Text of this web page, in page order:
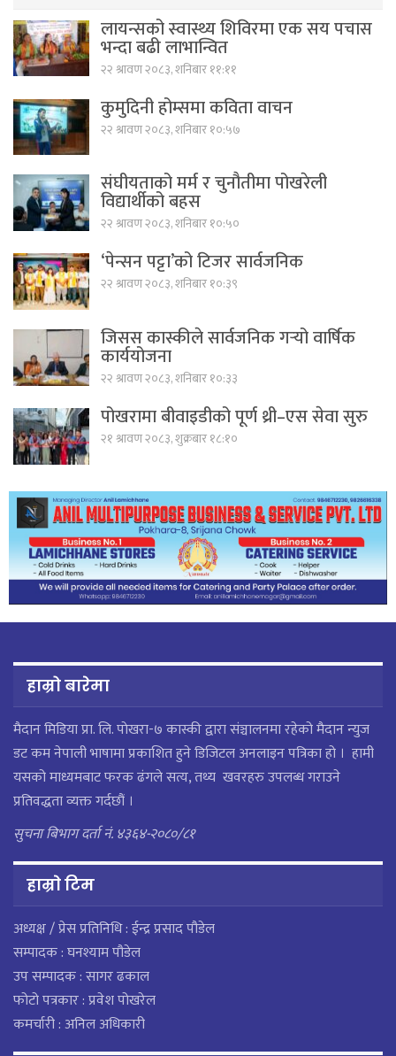
लायन्सको स्वास्थ्य शिविरमा एक सय पचास
भन्दा बढी लाभान्वित
२२ श्रावण २०८३, शनिबार ११:११
कुमुदिनी होम्समा कविता वाचन
२२ श्रावण २०८३, शनिबार १०:५७
संघीयताको मर्म र चुनौतीमा पोखरेली
विद्यार्थीको बहस
२२ श्रावण २०८३, शनिबार १०:५०
‘पेन्सन पट्टा’को टिजर सार्वजनिक
२२ श्रावण २०८३, शनिबार १०:३९
जिसस कास्कीले सार्वजनिक गर्‍यो वार्षिक
कार्ययोजना
२२ श्रावण २०८३, शनिबार १०:३३
पोखरामा बीवाइडीको पूर्ण थ्री–एस सेवा सुरु
२१ श्रावण २०८३, शुक्रबार १८:१०
हाम्रो बारेमा
मैदान मिडिया प्रा. लि. पाेखरा-७ कास्की द्वारा संञ्चालनमा रहेको मैदान न्युज
डट कम नेपाली भाषामा प्रकाशित हुने डिजिटल अनलाइन पत्रिका हो । हामी
यसको माध्यमबाट फरक ढंगले सत्य, तथ्य खवरहरु उपलब्ध गराउने
प्रतिवद्धता व्यक्त गर्दछौं ।
सुचना बिभाग दर्ता नं. ४३६४-२०८०/८१
हाम्राे टिम
अध्यक्ष / प्रेस प्रतिनिधि : ईन्द्र प्रसाद पौडेल
सम्पादक : घनश्याम पौडेल
उप सम्पादक : सागर ढकाल
फोटो पत्रकार : प्रवेश पोखरेल
कमर्चारी : अनिल अधिकारी